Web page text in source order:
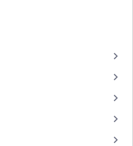
keyboard_arrow_right
keyboard_arrow_right
keyboard_arrow_right
keyboard_arrow_right
keyboard_arrow_right